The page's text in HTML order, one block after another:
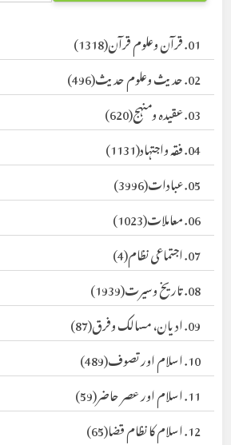
01. قرآن وعلوم قرآن
(1318)
02. حدیث وعلوم حدیث
(496)
03. عقیدہ ومنہج
(620)
04. فقہ واجتہاد
(1131)
05. عبادات
(3996)
06. معاملات
(1023)
07. اجتماعی نظام
(4)
08. تاریخ وسیرت
(1939)
09. ادیان، مسالک وفرق
(87)
10. اسلام اور تصوف
(489)
11. اسلام اور عصر حاضر
(59)
12. اسلام کا نظام قضا
(65)